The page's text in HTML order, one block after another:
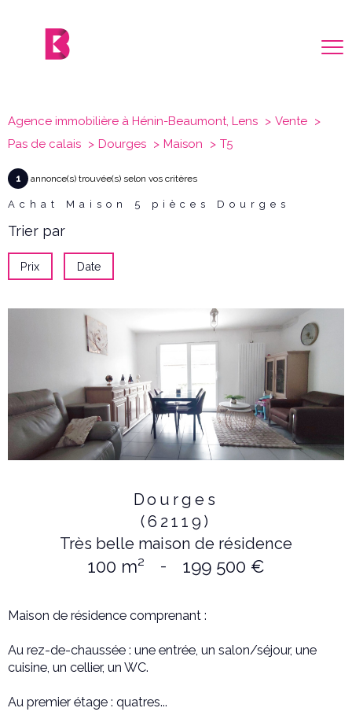
Agence immobilière à Hénin-Beaumont, Lens
Vente
Pas de calais
Dourges Maison T5
1 annonce(s) trouvée(s) selon vos critères
Achat Maison 5 pièces Dourges
Trier par
Prix Date
Dourges
(62119)
Très belle maison de résidence
100 m² - 199 500 €
Maison de résidence comprenant :
Au rez-de-chaussée : une entrée, un salon/séjour, une
cuisine, un cellier, un WC.
Au premier étage : quatres...